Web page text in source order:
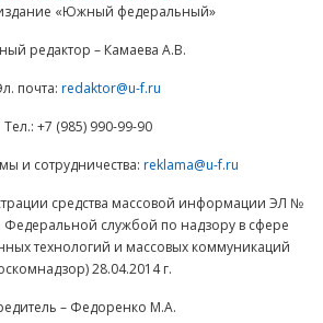
«Южный федеральный»
редактор – Камаева А.В.
почта: redaktor@u-f.ru
Тел.: +7 (985) 990-99-90
и сотрудничества: reklama@u-f.ru
средства массовой информации ЭЛ №
службой по надзору в сфере
технологий и массовых коммуникаций
28.04.2014 г.
– Федоренко М.А.